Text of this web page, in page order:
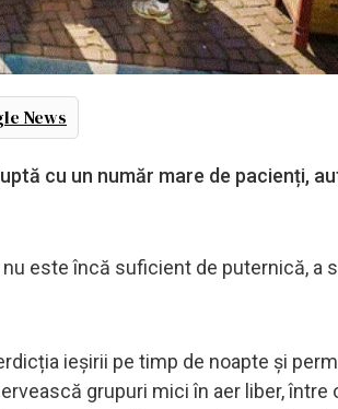
News
cu un număr mare de pacienți,
este încă suficient de puternică, a
ieșirii pe timp de noapte și
grupuri mici în aer liber, între